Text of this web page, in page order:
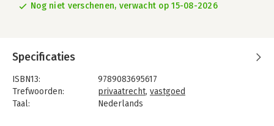
Nog niet verschenen, verwacht op 15-08-2026
Specificaties
ISBN13:
9789083695617
Trefwoorden:
privaatrecht, vastgoed
Taal:
Nederlands